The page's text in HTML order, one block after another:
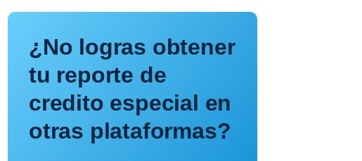
¿No logras obtener
tu reporte de
credito especial en
otras plataformas?